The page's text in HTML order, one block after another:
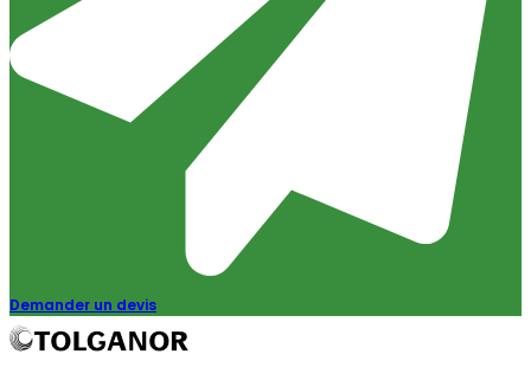
Demander un devis